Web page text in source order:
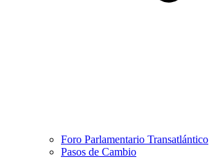
Foro Parlamentario Transatlántico
Pasos de Cambio